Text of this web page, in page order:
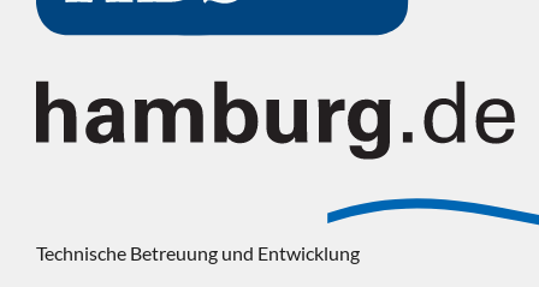
Technische Betreuung und Entwicklung